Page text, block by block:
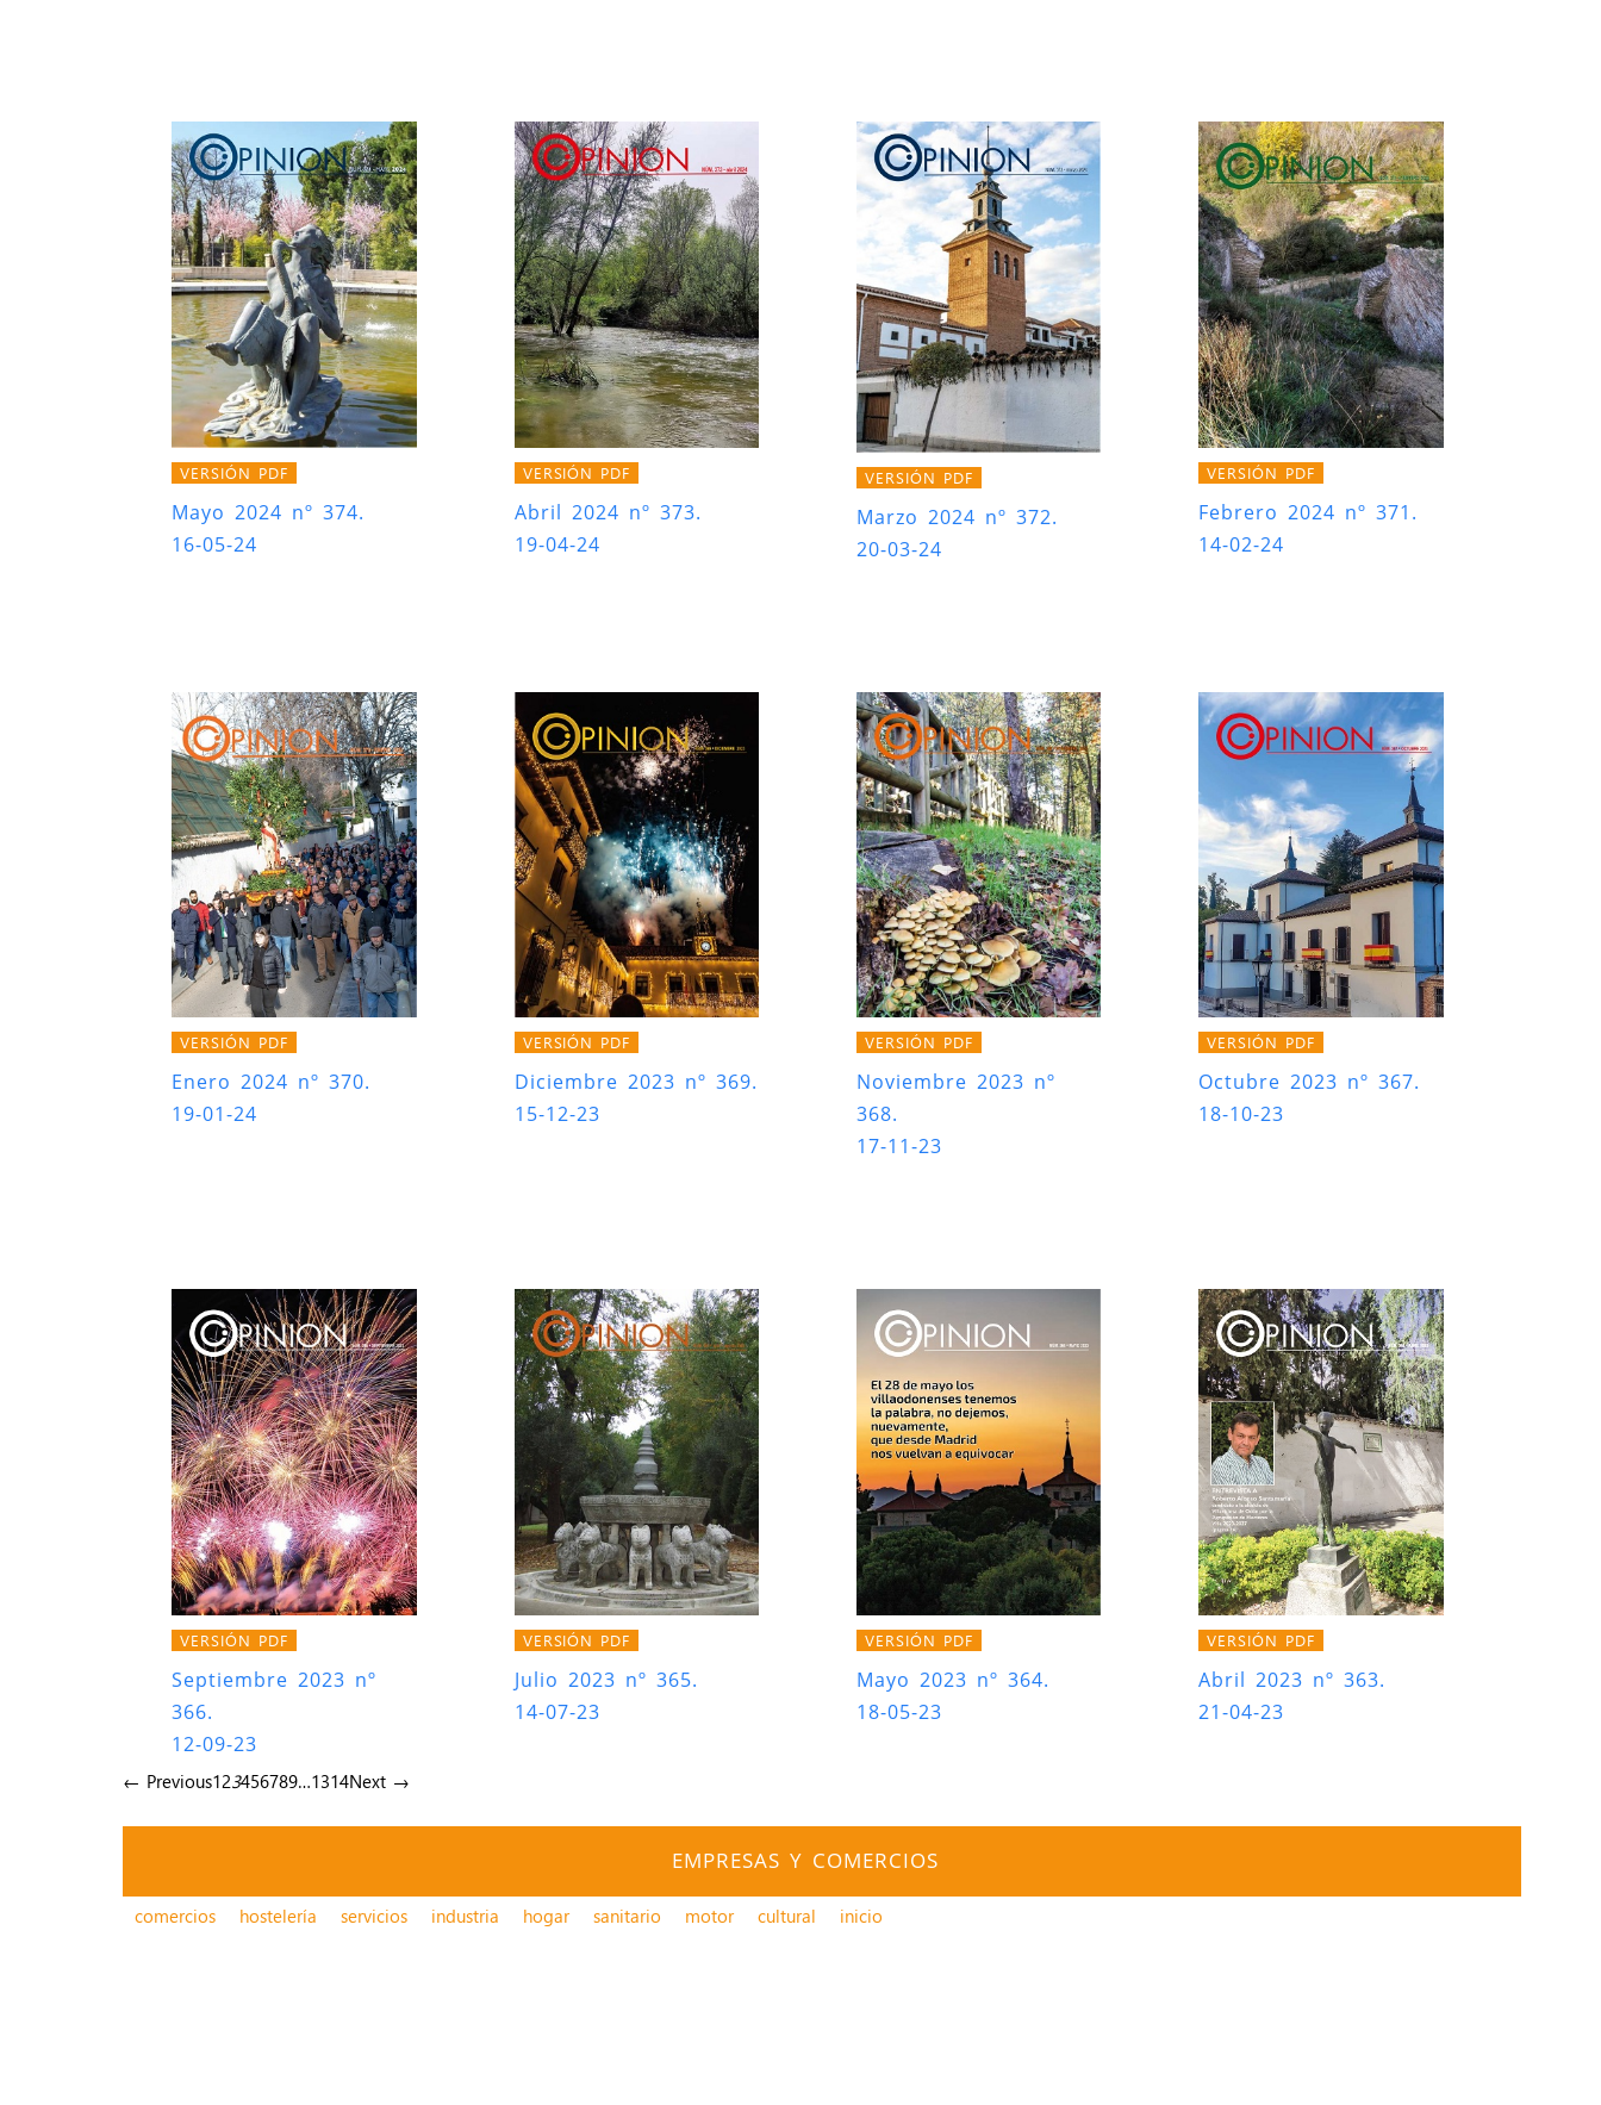
VERSIÓN PDF
Mayo 2024 nº 374.
16-05-24
VERSIÓN PDF
Abril 2024 nº 373.
19-04-24
VERSIÓN PDF
Marzo 2024 nº 372.
20-03-24
VERSIÓN PDF
Febrero 2024 nº 371.
14-02-24
VERSIÓN PDF
Enero 2024 nº 370.
19-01-24
VERSIÓN PDF
Diciembre 2023 nº 369.
15-12-23
VERSIÓN PDF
Noviembre 2023 nº
368.
17-11-23
VERSIÓN PDF
Octubre 2023 nº 367.
18-10-23
VERSIÓN PDF
Septiembre 2023 nº
366.
12-09-23
VERSIÓN PDF
Julio 2023 nº 365.
14-07-23
VERSIÓN PDF
Mayo 2023 nº 364.
18-05-23
VERSIÓN PDF
Abril 2023 nº 363.
21-04-23
← Previous123456789…1314Next →
EMPRESAS Y COMERCIOS
comercios hostelería servicios industria hogar sanitario motor cultural inicio